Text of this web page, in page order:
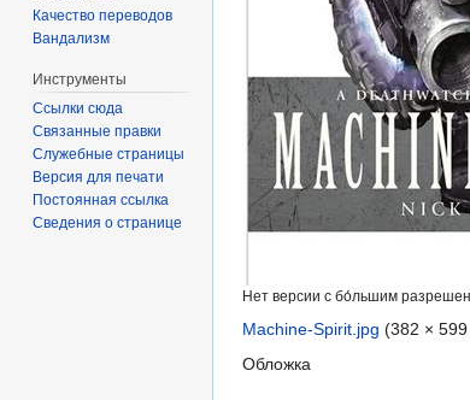
Нет версии с бо́льшим
Machine-Spirit.jpg (382 ×
Обложка
Качество переводов
Вандализм
Инструменты
Ссылки сюда
Связанные правки
Служебные страницы
Версия для печати
Постоянная ссылка
Сведения о странице